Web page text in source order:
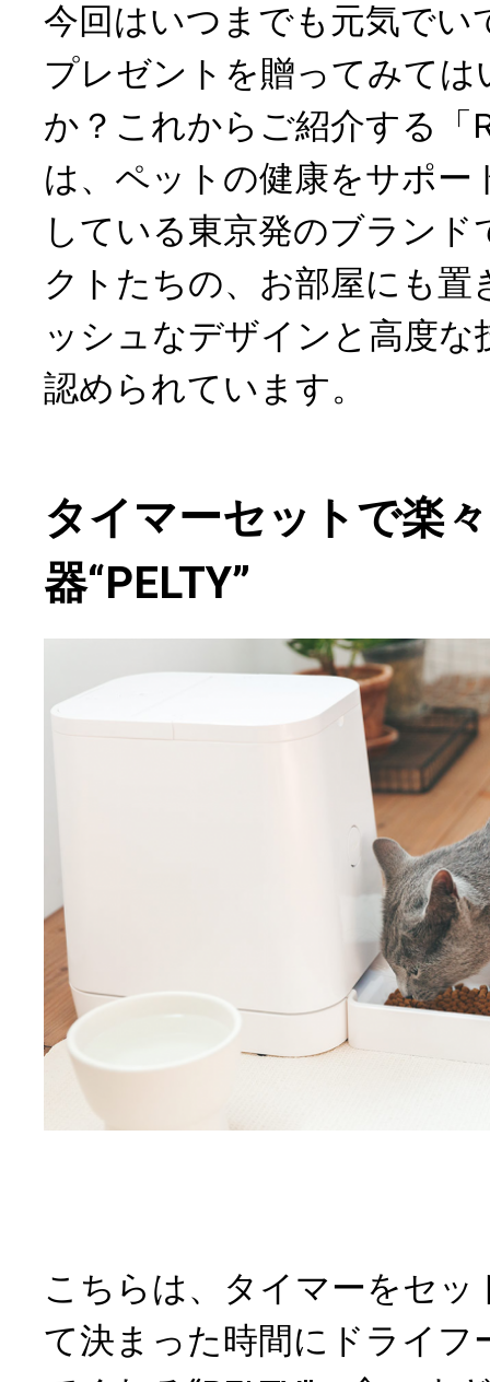
今回はいつまでも元気でい
プレゼントを贈ってみて
か？これからご紹介する「
は、ペットの健康をサポー
している東京発のブラン
クトたちの、お部屋にも置
ッシュなデザインと高度な
認められています。
タイマーセットで楽
器“PELTY”
こちらは、タイマーをセ
て決まった時間にドライフ